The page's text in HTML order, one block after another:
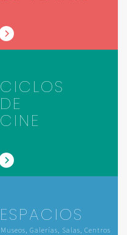
CICLOS
DE
CINE
ESPACIOS
Museos, Galerías, Salas, Centros